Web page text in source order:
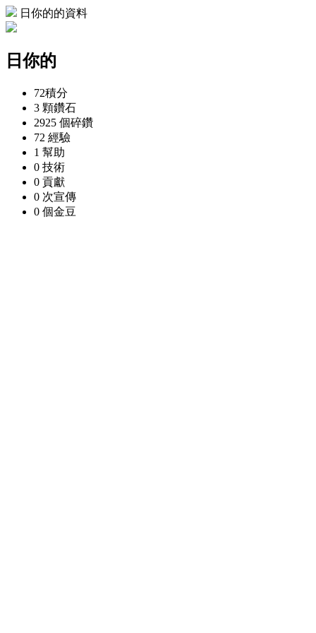
日你的的資料
日你的
72積分
3 顆鑽石
2925 個碎鑽
72 經驗
1 幫助
0 技術
0 貢獻
0 次宣傳
0 個金豆